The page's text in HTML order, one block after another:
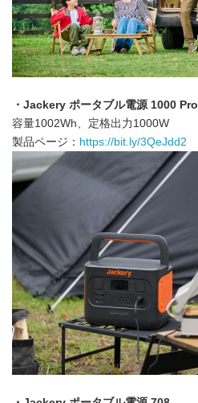
・Jackery ポータブル電源 1000 Pro
容量1002Wh、定格出力1000W
製品ページ： https://bit.ly/3QeJdd2